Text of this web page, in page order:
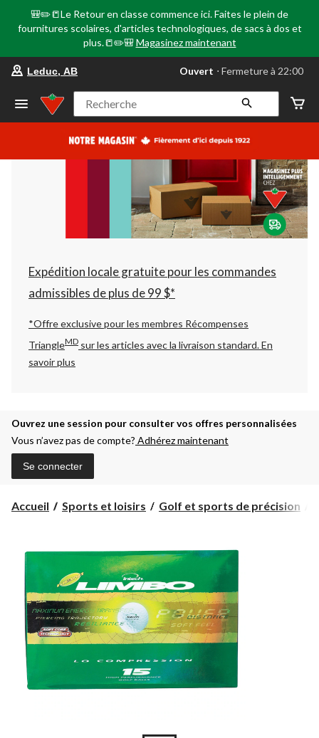
🎒✏️📒Le Retour en classe commence ici. Faites le plein de
fournitures scolaires, d'articles technologiques, de sacs à dos et
plus.📒✏️🎒 Magasinez maintenant
votre
préféré
Leduc,
AB,
courament
Fermeture
à
22:00
cliquer
pour
changer
Leduc, AB Ouvert ⋅ Fermeture à 22:00
Recherche
Expédition locale gratuite pour les commandes
admissibles de plus de 99 $*
*Offre exclusive pour les membres Récompenses
TriangleMD sur les articles avec la livraison standard.En
savoir plus
Ouvrez une session pour consulter vos offres personnalisées
Vous n’avez pas de compte? Adhérez maintenant
Se connecter
Accueil Sports et loisirs Golf et sports de précision